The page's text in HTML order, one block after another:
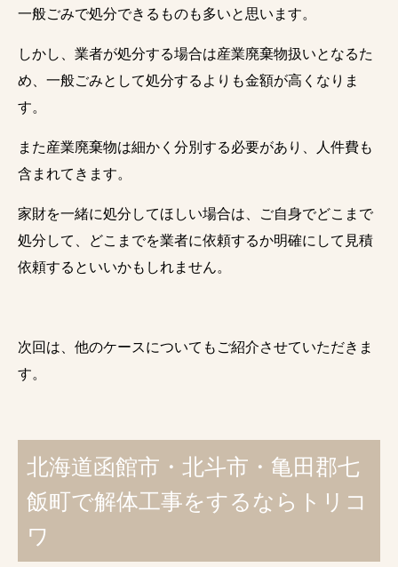
一般ごみで処分できるものも多いと思います。
しかし、業者が処分する場合は産業廃棄物扱いとなるた
め、一般ごみとして処分するよりも金額が高くなりま
す。
また産業廃棄物は細かく分別する必要があり、人件費も
含まれてきます。
家財を一緒に処分してほしい場合は、ご自身でどこまで
処分して、どこまでを業者に依頼するか明確にして見積
依頼するといいかもしれません。
次回は、他のケースについてもご紹介させていただきま
す。
北海道函館市・北斗市・亀田郡七
飯町で解体工事をするならトリコ
ワ